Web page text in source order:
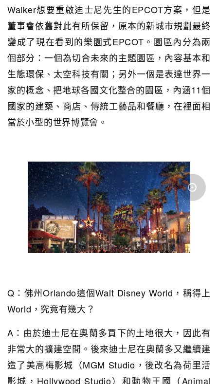
Walker想要重啟迪士尼先生的EPCOT方案，但是
董事會依舊對此有所保留，原本的新城市規劃最終
變成了現在看到的樂園式EPCOT。園區內分為兩
個部分：一個為切合未來的主題園區，內容基本和
生態環保、太空科技有關；另外一個是表達世界一
家的概念、把地球各國文化整合的園區，內涵11個
國家的建築、商店、傳統工藝品和餐廳，在裡面相
當於小型的世界博覽會。
Q：佛州Orlando這個Walt Disney World，稱得上
World，究竟有幾大？
A：由於迪士尼在奧蘭多買下的土地很大，因此有
非常大的擴建空間。後來迪士尼在奧蘭多又繼續建
造了美高梅影城（MGM Studio，後改名為荷里活
影城，Hollywood Studio）和動物王國（Animal